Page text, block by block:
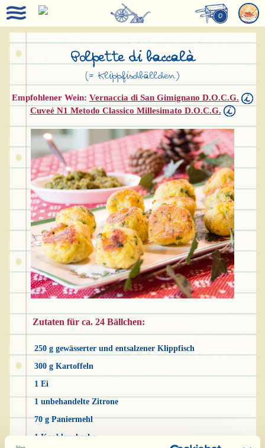
0
Polpette di baccalà
(= Klippfischbällchen)
Empfohlener Wein: Vernaccia di San Gimignano D.O.C.G.
Cuveé N1 Metodo Classico Millesimato D.O.C.G.
Zutaten für ca. 24 Bällchen:
250 g gewässerter und entsalzener Klippfisch
300 g Kartoffeln
1 Ei
1 unbehandelte Zitrone
70 g Paniermehl
1 Knoblauchzehe